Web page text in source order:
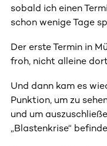
sobald ich einen
schon wenige Tage
Der erste Termin in
froh, nicht alleine
Und dann kam es
Punktion, um zu
und um
„Blastenkrise“